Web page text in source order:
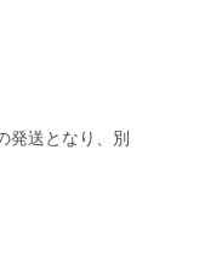
発送となり、別